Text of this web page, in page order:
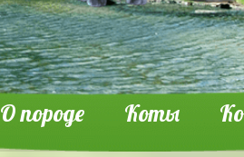
О породе Коты